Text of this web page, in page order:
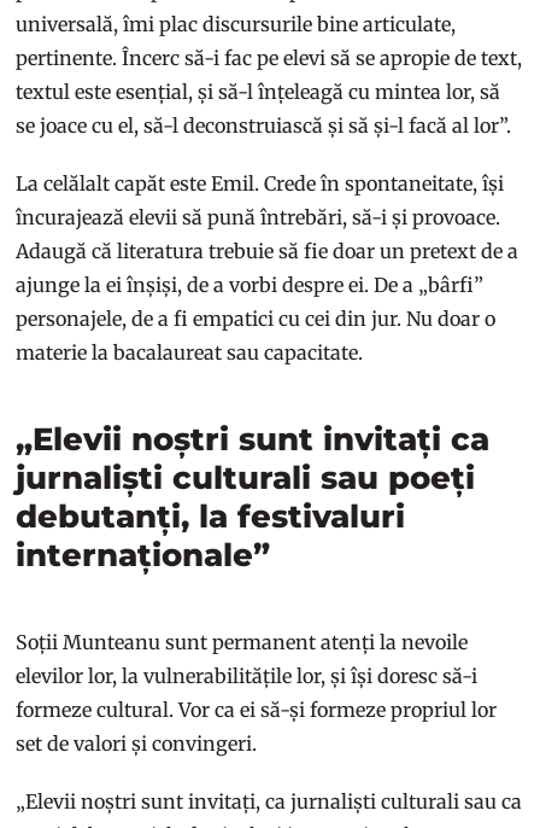
universală, îmi plac discursurile bine articulate,
pertinente. Încerc să-i fac pe elevi să se apropie de text,
textul este esențial, și să-l înțeleagă cu mintea lor, să
se joace cu el, să-l deconstruiască și să și-l facă al lor”.
La celălalt capăt este Emil. Crede în spontaneitate, își
încurajează elevii să pună întrebări, să-i și provoace.
Adaugă că literatura trebuie să fie doar un pretext de a
ajunge la ei înșiși, de a vorbi despre ei. De a „bârfi”
personajele, de a fi empatici cu cei din jur. Nu doar o
materie la bacalaureat sau capacitate.
„Elevii noștri sunt invitați ca
jurnaliști culturali sau poeți
debutanți, la festivaluri
internaționale”
Soții Munteanu sunt permanent atenți la nevoile
elevilor lor, la vulnerabilitățile lor, și își doresc să-i
formeze cultural. Vor ca ei să-și formeze propriul lor
set de valori și convingeri.
„Elevii noștri sunt invitați, ca jurnaliști culturali sau ca